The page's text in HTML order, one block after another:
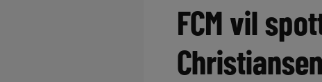
FCM vil
Christiansen